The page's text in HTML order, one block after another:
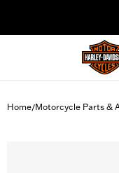
Home/Motorcycle Parts &